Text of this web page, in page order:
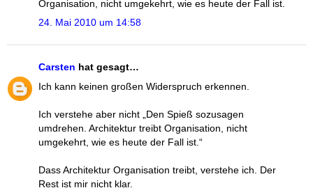
Organisation, nicht umgekehrt, wie es heute der Fall ist.
24. Mai 2010 um 14:58
Carsten hat gesagt…
Ich kann keinen großen Widerspruch erkennen.
Ich verstehe aber nicht „Den Spieß sozusagen
umdrehen. Architektur treibt Organisation, nicht
umgekehrt, wie es heute der Fall ist.“
Dass Architektur Organisation treibt, verstehe ich. Der
Rest ist mir nicht klar.